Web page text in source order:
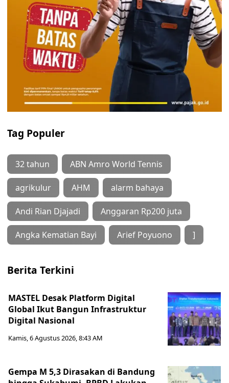
Tag Populer
32 tahun ABN Amro World Tennis
agrikulur AHM alarm bahaya
Andi Rian Djajadi Anggaran Rp200 juta
Angka Kematian Bayi Arief Poyuono ]
Berita Terkini
MASTEL Desak Platform Digital
Global Ikut Bangun Infrastruktur
Digital Nasional
Kamis, 6 Agustus 2026, 8:43 AM
Gempa M 5,3 Dirasakan di Bandung